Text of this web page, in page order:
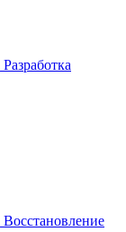
Разработка
Восстановление